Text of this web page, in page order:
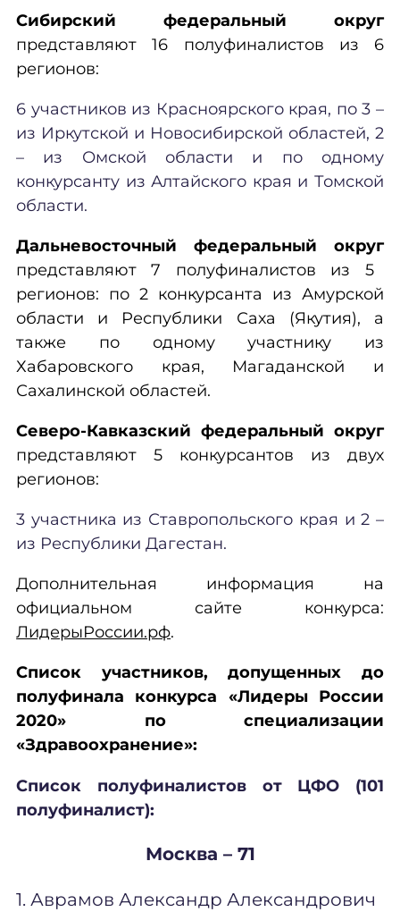
Сибирский федеральный округ
представляют 16 полуфиналистов из 6
регионов:
6 участников из Красноярского края, по 3 –
из Иркутской и Новосибирской областей, 2
– из Омской области и по одному
конкурсанту из Алтайского края и Томской
области.
Дальневосточный федеральный округ
представляют
7
полуфиналистов из 5
регионов: по 2 конкурсанта из Амурской
области и Республики Саха (Якутия), а
также по одному участнику из
Хабаровского края, Магаданской и
Сахалинской областей.
Северо-Кавказский федеральный округ
представляют 5 конкурсантов из двух
регионов:
3 участника из Ставропольского края и 2 –
из Республики Дагестан.
Дополнительная информация на
официальном сайте конкурса:
ЛидерыРоссии.рф.
Список участников, допущенных до
полуфинала конкурса «Лидеры России
2020» по специализации
«Здравоохранение»:
Список полуфиналистов от ЦФО (101
полуфиналист):
Москва – 71
1. Аврамов Александр Александрович